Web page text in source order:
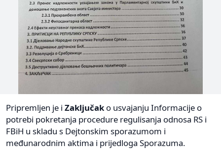
Pripremljen je i Zaključako usvajanju Informacije o
potrebi pokretanja procedure regulisanja odnosa RS i
FBiH u skladu s Dejtonskim sporazumom i
međunarodnim aktima i prijedloga Sporazuma.